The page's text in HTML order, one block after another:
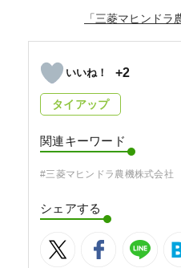
「三菱マヒンドラ
+2
タイアップ
関連キーワード
#三菱マヒンドラ農機株式会社
シェアする